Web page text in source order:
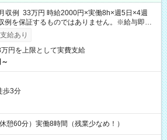
例 33万円 時給2000円×実働8h×週5日×4週
を保証するものではありません。※給与即受
用可（利用条件有）
給あり
円を上限として実費支給
歩3分
憩60分）実働8時間（残業少なめ！）